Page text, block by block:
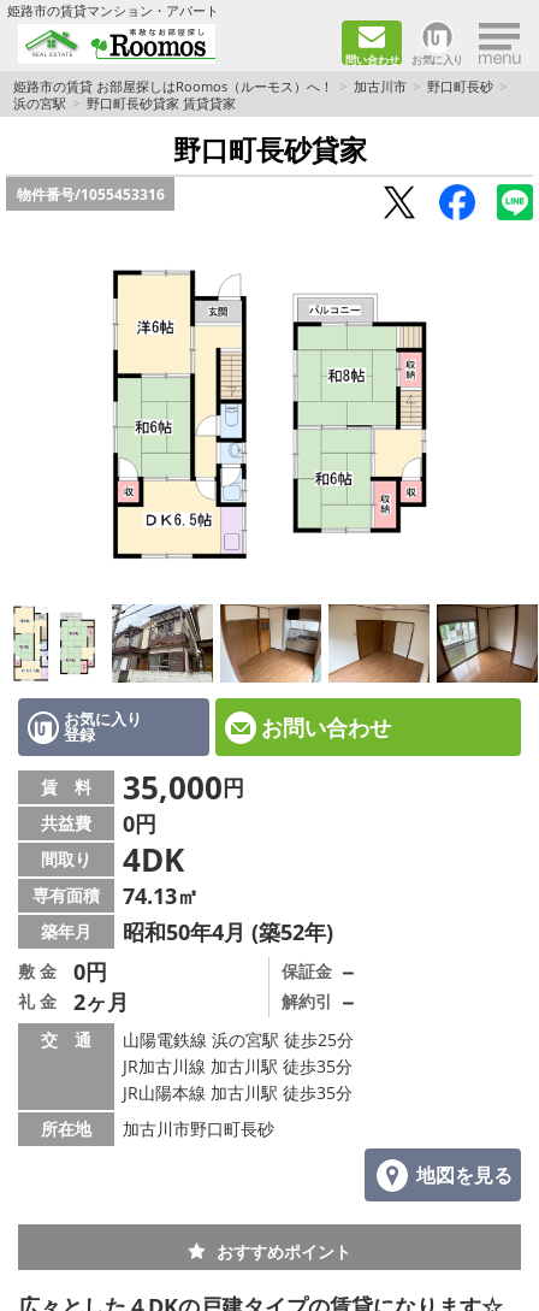
姫路市の賃貸マンション・アパート
問い合わせ お気に入り ×
TOPページ
ファミリー向けの部屋を探す
一人暮らし向けの部屋を探す
カップル向けの部屋を探す
敷金礼金0円の部屋を探す
都市ガス&オール電化の部屋を探す
ネット無料の部屋を探す
☆インターネット無料物件☆
☆敷金·礼金0円物件☆
路線·駅から探す
地域から探す
地図から探す
スタッフ紹介
スタッフ募集中
店舗情報·アクセス
メールでお問い合わせ
姫路市の賃貸 お部屋探しはRoomos（ルーモス）へ！ 加古川市
野口町長砂
浜の宮駅
野口町長砂貸家 賃貸貸家
野口町長砂貸家
物件番号/1055453316
お気に入り
登録 お問い合わせ
賃 料 35,000円
共益費 0円
間取り 4DK
専有面積 74.13㎡
築年月 昭和50年4月 (築52年)
敷 金 0円
礼 金 2ヶ月
保証金 －
解約引 －
交 通
山陽電鉄線 浜の宮駅 徒歩25分
JR加古川線 加古川駅 徒歩35分
JR山陽本線 加古川駅 徒歩35分
所在地
加古川市野口町長砂
地図を見る
おすすめポイント